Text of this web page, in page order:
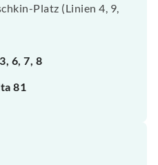
Platz (Linien 4, 9,
6, 7, 8
81